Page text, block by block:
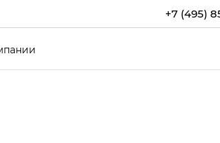
+7 (495)